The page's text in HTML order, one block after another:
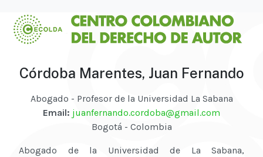
Córdoba Marentes, Juan Fernando
Abogado - Profesor de la Universidad La Sabana
Email: juanfernando.cordoba@gmail.com
Bogotá - Colombia
Abogado de la Universidad de La Sabana,